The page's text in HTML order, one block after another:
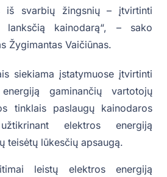
iš svarbių žingsnių – įtvirtinti
kainodarą“, – sako
Žygimantas Vaičiūnas.
siekiama įstatymuose įtvirtinti
gaminančių vartotojų
tinklais paslaugų kainodaros
elektros energiją
teisėtų lūkesčių apsaugą.
leistų elektros energiją